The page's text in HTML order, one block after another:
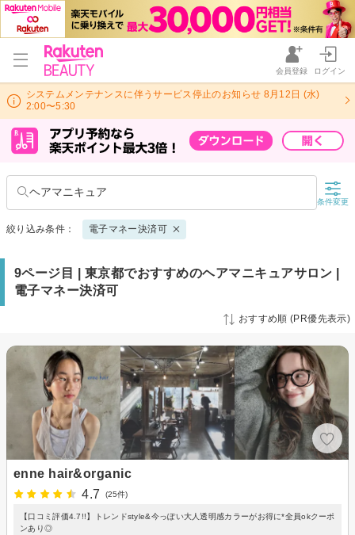
会員登録 ログイン
システムメンテナンスに伴うサービス停止のお知らせ 8月12日 (水)
2:00〜5:30
ヘアマニキュア
条件変更
絞り込み条件： 電子マネー決済可
9ページ目 | 東京都でおすすめのヘアマニキュアサロン |
電子マネー決済可
おすすめ順 (PR優先表示)
enne hair&organic
4.7
(25件)
【口コミ評価4.7!!】トレンドstyle&今っぽい大人透明感カラーがお得に*全員okクーポ
ンあり◎